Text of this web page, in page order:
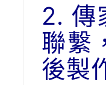
2. 傳
聯繫
後製